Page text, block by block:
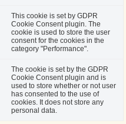
This cookie is set by GDPR
Cookie Consent plugin. The
cookie is used to store the user
consent for the cookies in the
category "Performance".
The cookie is set by the GDPR
Cookie Consent plugin and is
used to store whether or not user
has consented to the use of
cookies. It does not store any
personal data.